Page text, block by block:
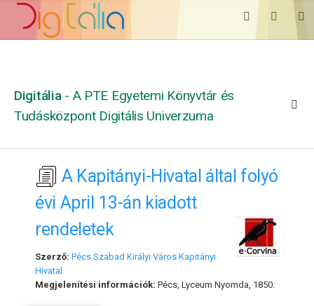
Digitália - A PTE Egyetemi Könyvtár és
Tudásközpont Digitális Univerzuma
A Kapitányi-Hivatal által folyó
évi April 13-án kiadott
rendeletek
Szerző: Pécs Szabad Királyi Város Kapitányi
Hivatal
Megjelenítési információk: Pécs, Lyceum Nyomda, 1850.